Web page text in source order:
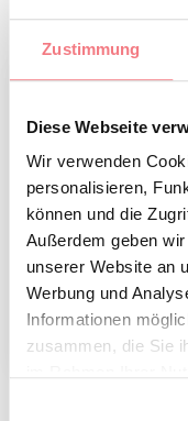
Zustimmung
Diese Webseite
Wir verwenden
personalisieren,
können und die
Außerdem geben
unserer Website an
Werbung und
Informationen
zusammen, die Sie